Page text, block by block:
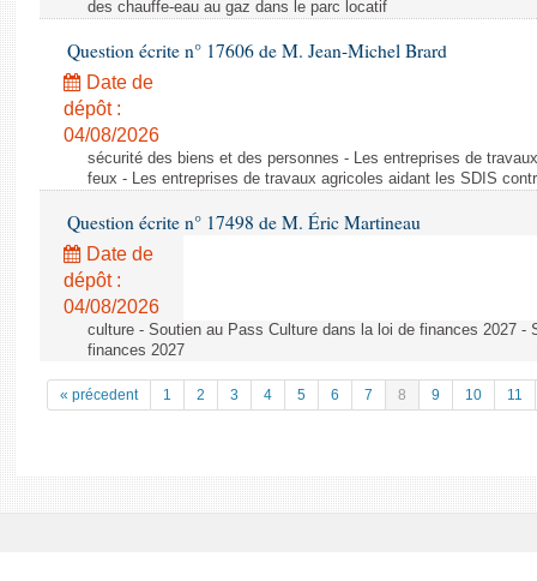
des chauffe-eau au gaz dans le parc locatif
Question écrite n° 17606 de M. Jean-Michel Brard
Date de
dépôt :
04/08/2026
sécurité des biens et des personnes - Les entreprises de
feux - Les entreprises de travaux agricoles aidant les SDIS
Question écrite n° 17498 de M. Éric Martineau
Date de
dépôt :
04/08/2026
culture - Soutien au Pass Culture dans la loi de finances 2027 -
finances 2027
« précedent 1 2 3 4 5 6 7 8 9 10 11